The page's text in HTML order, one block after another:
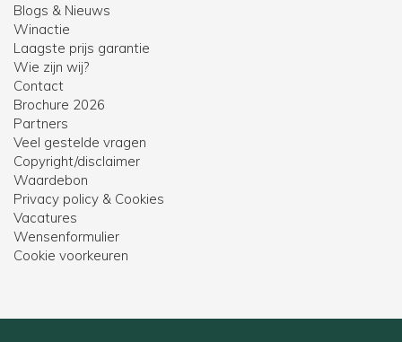
Blogs & Nieuws
Winactie
Laagste prijs garantie
Wie zijn wij?
Contact
Brochure 2026
Partners
Veel gestelde vragen
Copyright/disclaimer
Waardebon
Privacy policy & Cookies
Vacatures
Wensenformulier
Cookie voorkeuren